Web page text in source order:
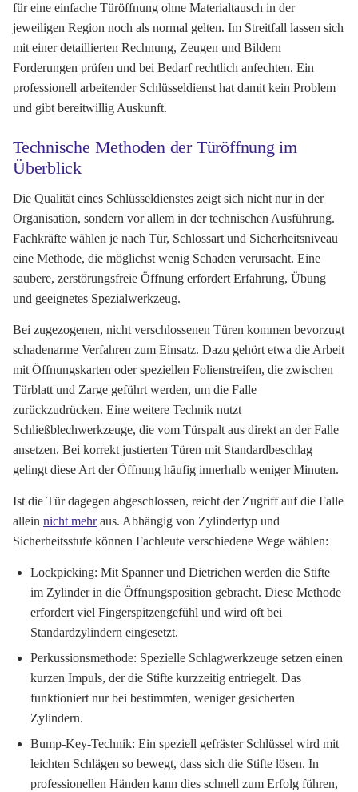
für eine einfache Türöffnung ohne Materialtausch in der
jeweiligen Region noch als normal gelten. Im Streitfall lassen sich
mit einer detaillierten Rechnung, Zeugen und Bildern
Forderungen prüfen und bei Bedarf rechtlich anfechten. Ein
professionell arbeitender Schlüsseldienst hat damit kein Problem
und gibt bereitwillig Auskunft.
Technische Methoden der Türöffnung im
Überblick
Die Qualität eines Schlüsseldienstes zeigt sich nicht nur in der
Organisation, sondern vor allem in der technischen Ausführung.
Fachkräfte wählen je nach Tür, Schlossart und Sicherheitsniveau
eine Methode, die möglichst wenig Schaden verursacht. Eine
saubere, zerstörungsfreie Öffnung erfordert Erfahrung, Übung
und geeignetes Spezialwerkzeug.
Bei zugezogenen, nicht verschlossenen Türen kommen bevorzugt
schadenarme Verfahren zum Einsatz. Dazu gehört etwa die Arbeit
mit Öffnungskarten oder speziellen Folienstreifen, die zwischen
Türblatt und Zarge geführt werden, um die Falle
zurückzudrücken. Eine weitere Technik nutzt
Schließblechwerkzeuge, die vom Türspalt aus direkt an der Falle
ansetzen. Bei korrekt justierten Türen mit Standardbeschlag
gelingt diese Art der Öffnung häufig innerhalb weniger Minuten.
Ist die Tür dagegen abgeschlossen, reicht der Zugriff auf die Falle
allein nicht mehraus. Abhängig von Zylindertyp und
Sicherheitsstufe können Fachleute verschiedene Wege wählen:
Lockpicking: Mit Spanner und Dietrichen werden die Stifte
im Zylinder in die Öffnungsposition gebracht. Diese Methode
erfordert viel Fingerspitzengefühl und wird oft bei
Standardzylindern eingesetzt.
Perkussionsmethode: Spezielle Schlagwerkzeuge setzen einen
kurzen Impuls, der die Stifte kurzzeitig entriegelt. Das
funktioniert nur bei bestimmten, weniger gesicherten
Zylindern.
Bump-Key-Technik: Ein speziell gefräster Schlüssel wird mit
leichten Schlägen so bewegt, dass sich die Stifte lösen. In
professionellen Händen kann dies schnell zum Erfolg führen,